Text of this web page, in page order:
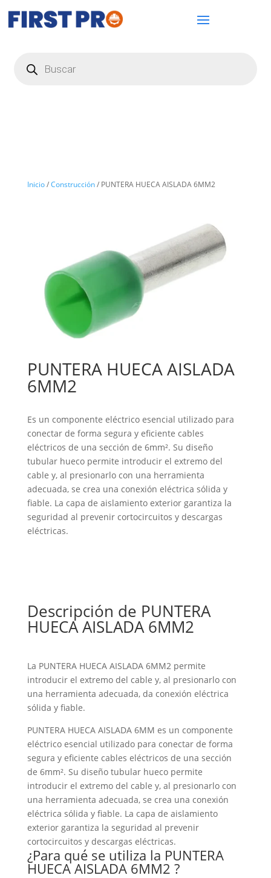
productos
Inicio/Construcción/ PUNTERA HUECA AISLADA 6MM2
PUNTERA HUECA AISLADA
6MM2
Es un componente eléctrico esencial utilizado para
conectar de forma segura y eficiente cables
eléctricos de una sección de 6mm². Su diseño
tubular hueco permite introducir el extremo del
cable y, al presionarlo con una herramienta
adecuada, se crea una conexión eléctrica sólida y
fiable. La capa de aislamiento exterior garantiza la
seguridad al prevenir cortocircuitos y descargas
eléctricas.
Descripción de PUNTERA
HUECA AISLADA 6MM2
La PUNTERA HUECA AISLADA 6MM2 permite
introducir el extremo del cable y, al presionarlo con
una herramienta adecuada, da conexión eléctrica
sólida y fiable.
PUNTERA HUECA AISLADA 6MM es un componente
eléctrico esencial utilizado para conectar de forma
segura y eficiente cables eléctricos de una sección
de 6mm². Su diseño tubular hueco permite
introducir el extremo del cable y, al presionarlo con
una herramienta adecuada, se crea una conexión
eléctrica sólida y fiable. La capa de aislamiento
exterior garantiza la seguridad al prevenir
cortocircuitos y descargas eléctricas.
¿Para qué se utiliza la PUNTERA
HUECA AISLADA 6MM2 ?